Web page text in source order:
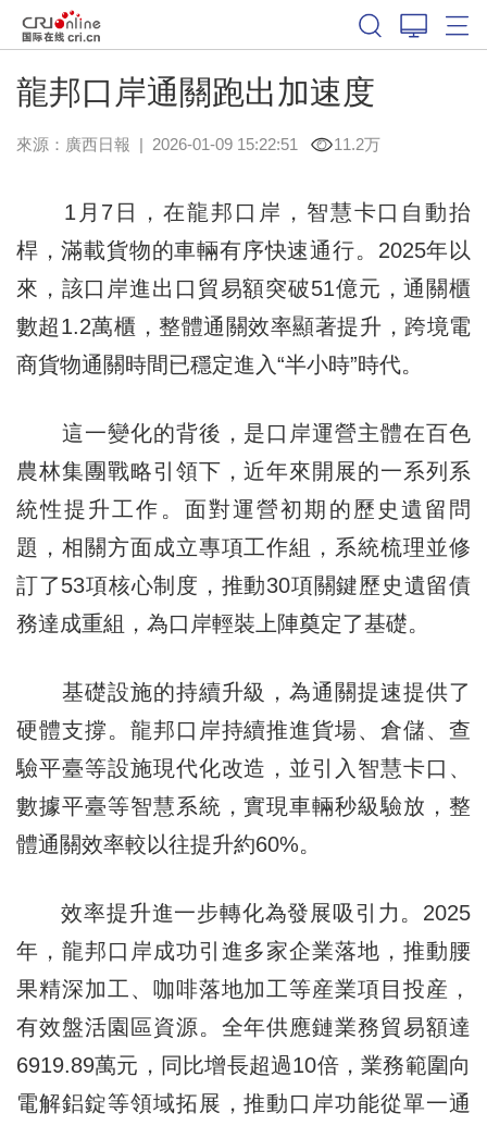
龍邦口岸通關跑出加速度
來源： 廣西日報 | 2026-01-09 15:22:51 11.2万
1月7日，在龍邦口岸，智慧卡口自動抬
桿，滿載貨物的車輛有序快速通行。2025年以
來，該口岸進出口貿易額突破51億元，通關櫃
數超1.2萬櫃，整體通關效率顯著提升，跨境電
商貨物通關時間已穩定進入“半小時”時代。
這一變化的背後，是口岸運營主體在百色
農林集團戰略引領下，近年來開展的一系列系
統性提升工作。面對運營初期的歷史遺留問
題，相關方面成立專項工作組，系統梳理並修
訂了53項核心制度，推動30項關鍵歷史遺留債
務達成重組，為口岸輕裝上陣奠定了基礎。
基礎設施的持續升級，為通關提速提供了
硬體支撐。龍邦口岸持續推進貨場、倉儲、查
驗平臺等設施現代化改造，並引入智慧卡口、
數據平臺等智慧系統，實現車輛秒級驗放，整
體通關效率較以往提升約60%。
效率提升進一步轉化為發展吸引力。2025
年，龍邦口岸成功引進多家企業落地，推動腰
果精深加工、咖啡落地加工等産業項目投産，
有效盤活園區資源。全年供應鏈業務貿易額達
6919.89萬元，同比增長超過10倍，業務範圍向
電解鋁錠等領域拓展，推動口岸功能從單一通